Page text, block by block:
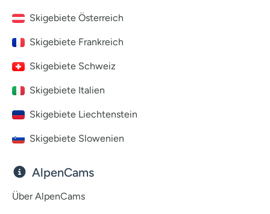
Skigebiete Österreich
Skigebiete Frankreich
Skigebiete Schweiz
Skigebiete Italien
Skigebiete Liechtenstein
Skigebiete Slowenien
AlpenCams
Über AlpenCams